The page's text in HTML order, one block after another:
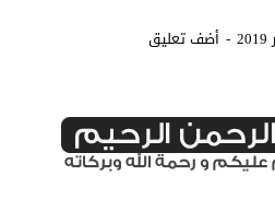
أضف تعليق